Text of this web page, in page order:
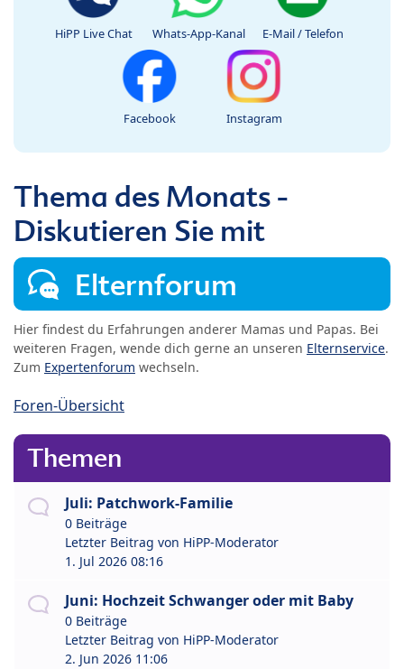
HiPP Live Chat Whats-App-Kanal E-Mail / Telefon
Facebook Instagram
Thema des Monats -
Diskutieren Sie mit
Elternforum
Hier findest du Erfahrungen anderer Mamas und Papas. Bei
weiteren Fragen, wende dich gerne an unseren Elternservice.
Zum Expertenforum wechseln.
Foren-Übersicht
Themen
Juli: Patchwork-Familie
0 Beiträge
Letzter Beitrag von HiPP-Moderator
1. Jul 2026 08:16
Juni: Hochzeit Schwanger oder mit Baby
0 Beiträge
Letzter Beitrag von HiPP-Moderator
2. Jun 2026 11:06